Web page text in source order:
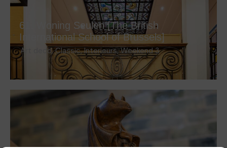
61. Woning Seulen [The British
International School of Brussels]
Art deco,Classic,Interieurs,Weekend 3